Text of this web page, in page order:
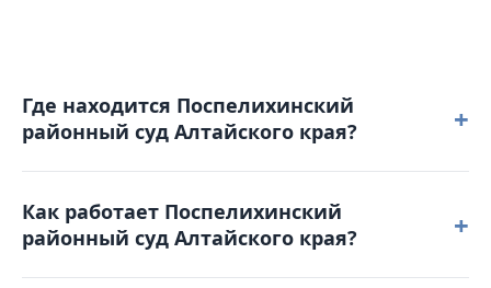
Где находится Поспелихинский
районный суд Алтайского края?
+
расположен по адресу: 659700, Алтайский край,
с. Поспелиха, ул. Ленина, д. 76.
Как работает Поспелихинский
районный суд Алтайского края?
+